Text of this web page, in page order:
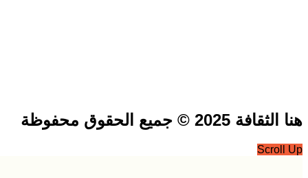
2025 © جميع الحقوق محفوظة